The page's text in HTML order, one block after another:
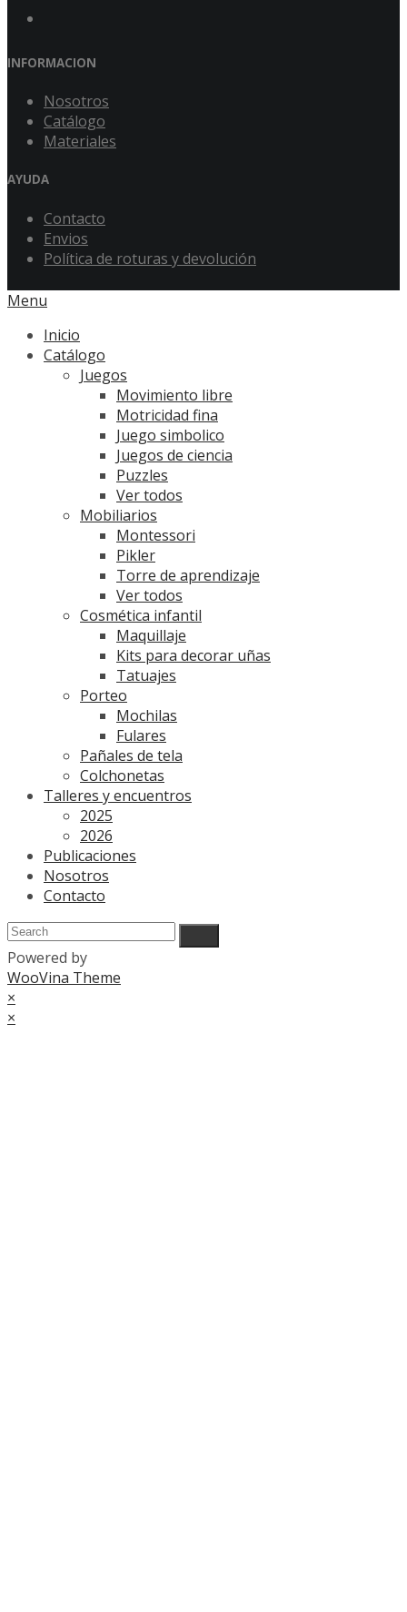
INFORMACION
Nosotros
Catálogo
Materiales
AYUDA
Contacto
Envios
Política de roturas y devolución
Menu
Inicio
Catálogo
Juegos
Movimiento libre
Motricidad fina
Juego simbolico
Juegos de ciencia
Puzzles
Ver todos
Mobiliarios
Montessori
Pikler
Torre de aprendizaje
Ver todos
Cosmética infantil
Maquillaje
Kits para decorar uñas
Tatuajes
Porteo
Mochilas
Fulares
Pañales de tela
Colchonetas
Talleres y encuentros
2025
2026
Publicaciones
Nosotros
Contacto
Powered by
WooVina Theme
×
×